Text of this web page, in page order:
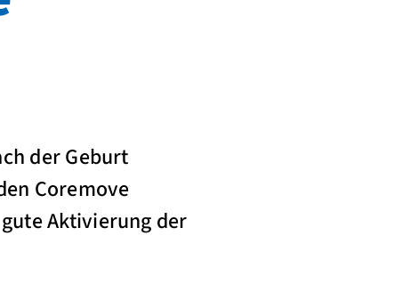
der Geburt
Coremove
Aktivierung der